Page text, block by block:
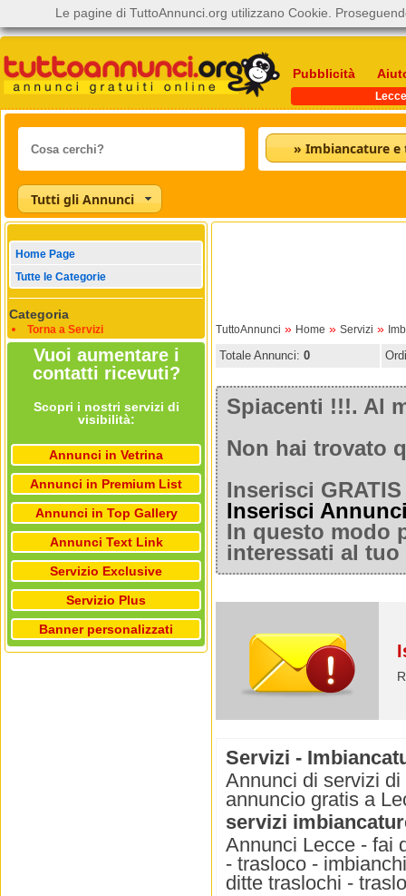
Pubblicità
Lecce
Tutti gli Annunci
Home Page
Tutte le Categorie
Categoria
Torna a Servizi
Vuoi aumentare i
contatti ricevuti?
Scopri i nostri servizi di
visibilità:
Annunci in Vetrina
Annunci in Premium List
Annunci in Top Gallery
Annunci Text Link
Servizio Exclusive
Servizio Plus
Banner personalizzati
TuttoAnnunci » Home » Servizi »
Totale Annunci: 0
Spiacenti !!!. Al
Non hai trovato
Inserisci
Inserisci
In questo modo
interessati al
Servizi -
Annunci di servizi
annuncio gratis a
servizi
Annunci Lecce - fai
- trasloco -
ditte traslochi -
Le pagine di TuttoAnnunci.org utilizzano Cookie.